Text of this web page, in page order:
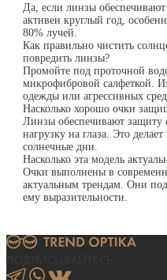
Да, если линзы
активен круглый год,
80% лучей.
Как правильно чистить
повредить линзы?
Промойте под проточной
микрофибровой салфеткой.
одежды или агрессивных
Насколько хорошо очки
Линзы обеспечивают защиту
нагрузку на глаза. Это
солнечные дни.
Насколько эта модель
Очки выполнены в
актуальным трендам. Они
ему выразительности.